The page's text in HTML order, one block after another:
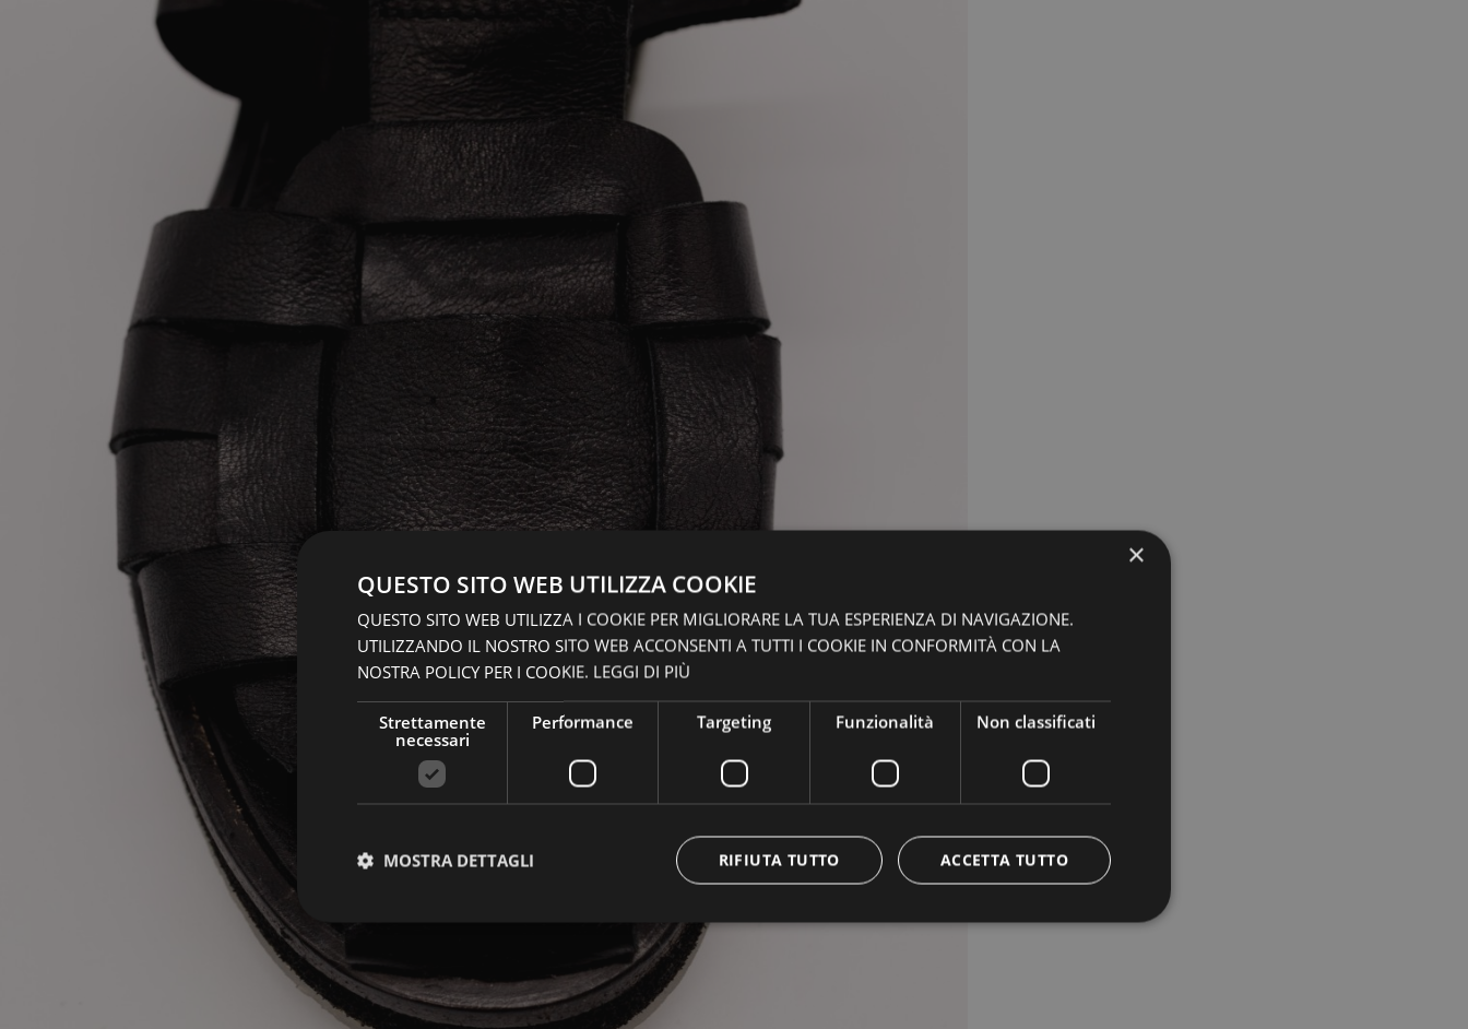
×
QUESTO SITO WEB UTILIZZA COOKIE
QUESTO SITO WEB UTILIZZA I COOKIE PER MIGLIORARE LA TUA ESPERIENZA DI NAVIGAZIONE.
UTILIZZANDO IL NOSTRO SITO WEB ACCONSENTI A TUTTI I COOKIE IN CONFORMITÀ CON LA
NOSTRA POLICY PER I COOKIE. LEGGI DI PIÙ
Strettamente
necessari
Performance Targeting Funzionalità Non classificati
ACCETTA TUTTO
RIFIUTA TUTTO
MOSTRA DETTAGLI